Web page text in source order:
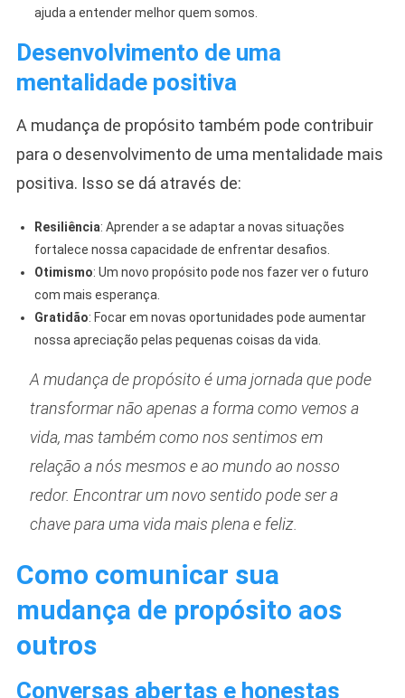
ajuda a entender melhor quem somos.
Desenvolvimento de uma
mentalidade positiva
A mudança de propósito também pode contribuir
para o desenvolvimento de uma mentalidade mais
positiva. Isso se dá através de:
Resiliência: Aprender a se adaptar a novas situações
fortalece nossa capacidade de enfrentar desafios.
Otimismo: Um novo propósito pode nos fazer ver o futuro
com mais esperança.
Gratidão: Focar em novas oportunidades pode aumentar
nossa apreciação pelas pequenas coisas da vida.
A mudança de propósito é uma jornada que pode
transformar não apenas a forma como vemos a
vida, mas também como nos sentimos em
relação a nós mesmos e ao mundo ao nosso
redor. Encontrar um novo sentido pode ser a
chave para uma vida mais plena e feliz.
Como comunicar sua
mudança de propósito aos
outros
Conversas abertas e honestas